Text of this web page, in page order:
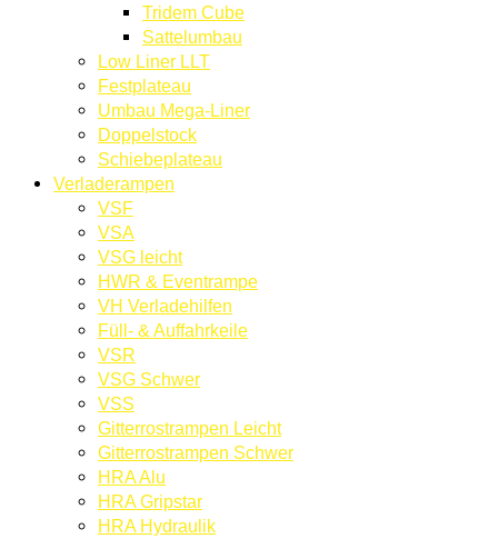
Tridem Cube
Sattelumbau
Low Liner LLT
Festplateau
Umbau Mega-Liner
Doppelstock
Schiebeplateau
Verladerampen
VSF
VSA
VSG leicht
HWR & Eventrampe
VH Verladehilfen
Füll- & Auffahrkeile
VSR
VSG Schwer
VSS
Gitterrostrampen Leicht
Gitterrostrampen Schwer
HRA Alu
HRA Gripstar
HRA Hydraulik